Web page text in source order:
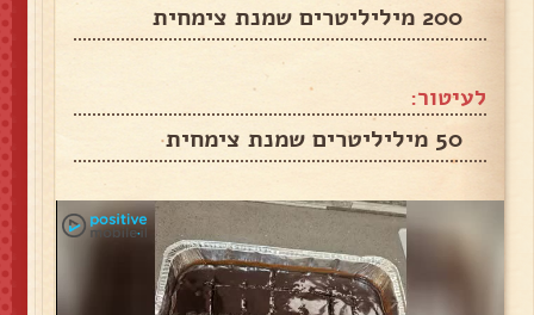
200 מיליליטרים שמנת צימחית
לעיטור:
50 מיליליטרים שמנת צימחית